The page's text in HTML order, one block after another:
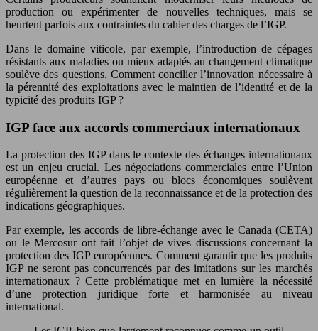
production ou expérimenter de nouvelles techniques, mais se
heurtent parfois aux contraintes du cahier des charges de l’IGP.
Dans le domaine viticole, par exemple, l’introduction de cépages
résistants aux maladies ou mieux adaptés au changement climatique
soulève des questions. Comment concilier l’innovation nécessaire à
la pérennité des exploitations avec le maintien de l’identité et de la
typicité des produits IGP ?
IGP face aux accords commerciaux internationaux
La protection des IGP dans le contexte des échanges internationaux
est un enjeu crucial. Les négociations commerciales entre l’Union
européenne et d’autres pays ou blocs économiques soulèvent
régulièrement la question de la reconnaissance et de la protection des
indications géographiques.
Par exemple, les accords de libre-échange avec le Canada (CETA)
ou le Mercosur ont fait l’objet de vives discussions concernant la
protection des IGP européennes. Comment garantir que les produits
IGP ne seront pas concurrencés par des imitations sur les marchés
internationaux ? Cette problématique met en lumière la nécessité
d’une protection juridique forte et harmonisée au niveau
international.